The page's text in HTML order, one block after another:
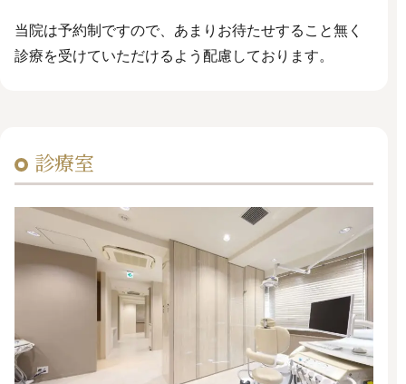
当院は予約制ですので、あまりお待たせすること無く
診療を受けていただけるよう配慮しております。
診療室